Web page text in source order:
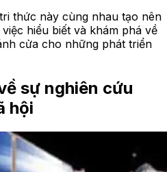
thức này cùng nhau tạo nên
hiểu biết và khám phá về
cửa cho những phát triển
sự nghiên cứu
hội